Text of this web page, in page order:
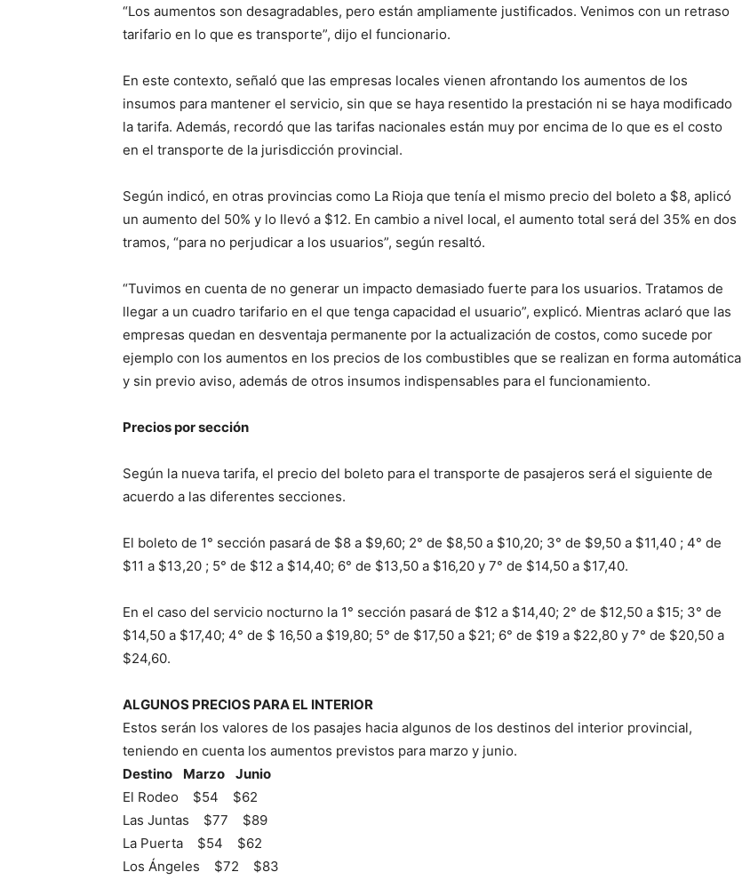
“Los aumentos son desagradables, pero están ampliamente justificados. Venimos con un retraso
tarifario en lo que es transporte”, dijo el funcionario.
En este contexto, señaló que las empresas locales vienen afrontando los aumentos de los
insumos para mantener el servicio, sin que se haya resentido la prestación ni se haya modificado
la tarifa. Además, recordó que las tarifas nacionales están muy por encima de lo que es el costo
en el transporte de la jurisdicción provincial.
Según indicó, en otras provincias como La Rioja que tenía el mismo precio del boleto a $8, aplicó
un aumento del 50% y lo llevó a $12. En cambio a nivel local, el aumento total será del 35% en dos
tramos, “para no perjudicar a los usuarios”, según resaltó.
“Tuvimos en cuenta de no generar un impacto demasiado fuerte para los usuarios. Tratamos de
llegar a un cuadro tarifario en el que tenga capacidad el usuario”, explicó. Mientras aclaró que las
empresas quedan en desventaja permanente por la actualización de costos, como sucede por
ejemplo con los aumentos en los precios de los combustibles que se realizan en forma automática
y sin previo aviso, además de otros insumos indispensables para el funcionamiento.
Precios por sección
Según la nueva tarifa, el precio del boleto para el transporte de pasajeros será el siguiente de
acuerdo a las diferentes secciones.
El boleto de 1° sección pasará de $8 a $9,60; 2° de $8,50 a $10,20; 3° de $9,50 a $11,40 ; 4° de
$11 a $13,20 ; 5° de $12 a $14,40; 6° de $13,50 a $16,20 y 7° de $14,50 a $17,40.
En el caso del servicio nocturno la 1° sección pasará de $12 a $14,40; 2° de $12,50 a $15; 3° de
$14,50 a $17,40; 4° de $ 16,50 a $19,80; 5° de $17,50 a $21; 6° de $19 a $22,80 y 7° de $20,50 a
$24,60.
ALGUNOS PRECIOS PARA EL INTERIOR
Estos serán los valores de los pasajes hacia algunos de los destinos del interior provincial,
teniendo en cuenta los aumentos previstos para marzo y junio.
Destino Marzo Junio
El Rodeo $54 $62
Las Juntas $77 $89
La Puerta $54 $62
Los Ángeles $72 $83